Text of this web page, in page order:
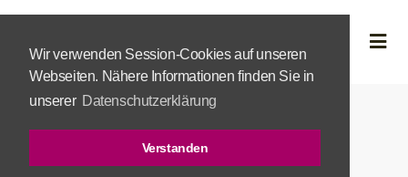
Wir verwenden Session-Cookies auf unseren
Webseiten. Nähere Informationen finden Sie in
unserer Datenschutzerklärung
Verstanden